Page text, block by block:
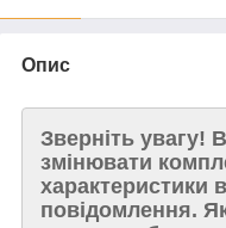
Опис
Зверніть увагу!
змінювати
характеристики
повідомлення.